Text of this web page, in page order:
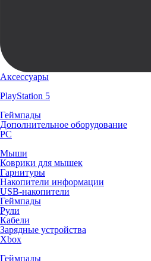
Аксессуары
PlayStation 5
Геймпады
Дополнительное оборудование
PC
Мыши
Коврики для мышек
Гарнитуры
Накопители информации
USB-накопители
Геймпады
Рули
Кабели
Зарядные устройства
Xbox
Геймпады